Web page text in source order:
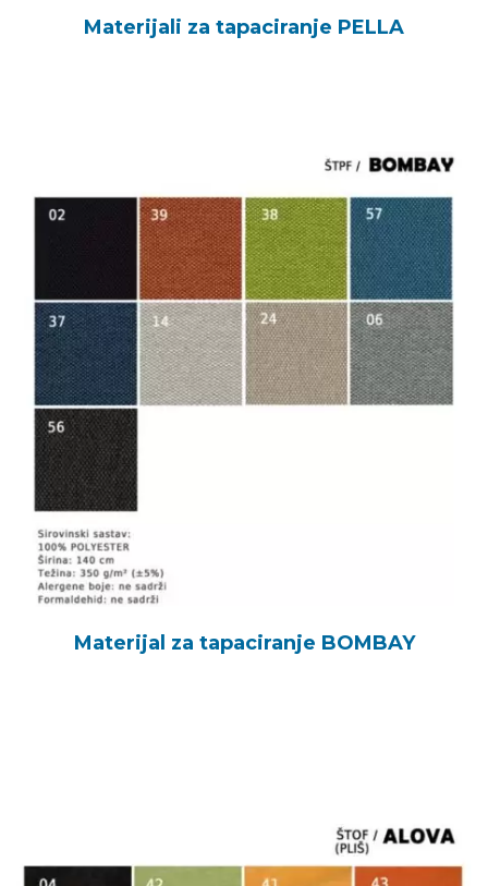
Materijali za tapaciranje PELLA
Materijal za tapaciranje BOMBAY